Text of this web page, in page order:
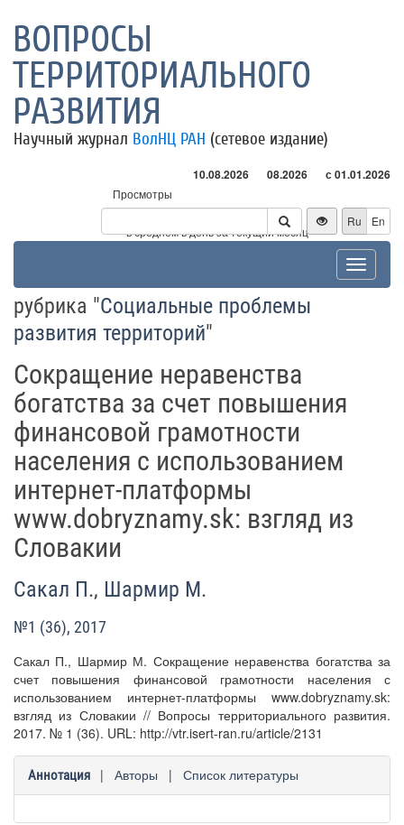
ВОПРОСЫ
ТЕРРИТОРИАЛЬНОГО
РАЗВИТИЯ
Научный журнал ВолНЦ РАН (сетевое издание)
10.08.2026 08.2026 с 01.01.2026
Просмотры
Посетители
* - в среднем в день за текущий месяц
Ru En
Toggle
рубрика "Социальные проблемы
развития территорий"
Сокращение неравенства
богатства за счет повышения
финансовой грамотности
населения с использованием
интернет-платформы
www.dobryznamy.sk: взгляд из
Словакии
Сакал П., Шармир М.
№1 (36), 2017
Сакал П., Шармир М. Сокращение неравенства богатства за
счет повышения финансовой грамотности населения с
использованием интернет-платформы www.dobryznamy.sk:
взгляд из Словакии // Вопросы территориального развития.
2017. № 1 (36). URL: http://vtr.isert-ran.ru/article/2131
Аннотация | Авторы | Список литературы